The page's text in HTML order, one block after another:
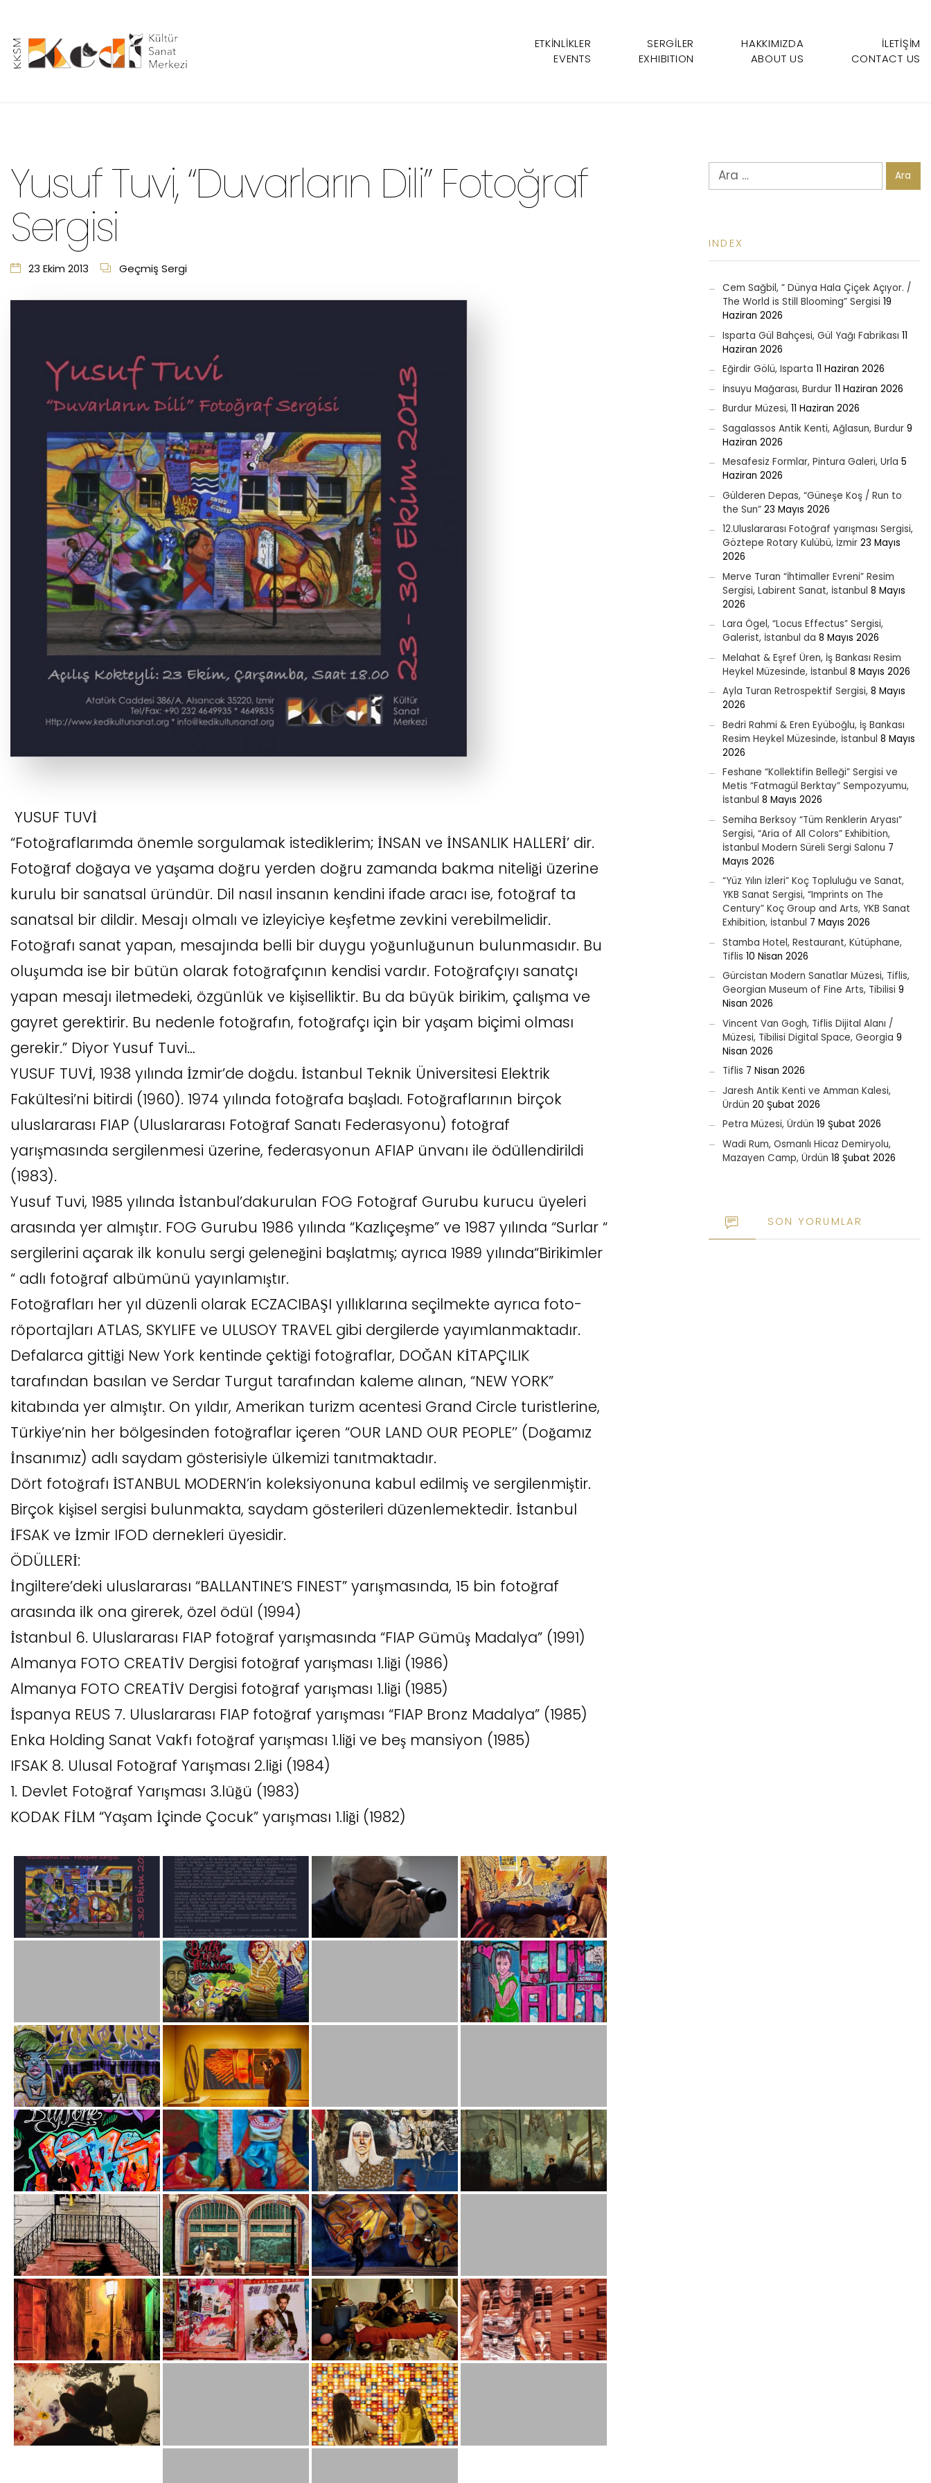
ETKINLIKLER
EVENTS
SERGİLER
EXHIBITION
HAKKIMIZDA
ABOUT US
İLETIŞIM
CONTACT US
Yusuf Tuvi, “Duvarların Dili” Fotoğraf
Sergisi
23 Ekim 2013 Geçmiş Sergi
YUSUF TUVİ
“Fotoğraflarımda önemle sorgulamak istediklerim; İNSAN ve İNSANLIK HALLERİ’ dir.
Fotoğraf doğaya ve yaşama doğru yerden doğru zamanda bakma niteliği üzerine
kurulu bir sanatsal üründür. Dil nasıl insanın kendini ifade aracı ise, fotoğraf ta
sanatsal bir dildir. Mesajı olmalı ve izleyiciye keşfetme zevkini verebilmelidir.
Fotoğrafı sanat yapan, mesajında belli bir duygu yoğunluğunun bulunmasıdır. Bu
oluşumda ise bir bütün olarak fotoğrafçının kendisi vardır. Fotoğrafçıyı sanatçı
yapan mesajı iletmedeki, özgünlük ve kişiselliktir. Bu da büyük birikim, çalışma ve
gayret gerektirir. Bu nedenle fotoğrafın, fotoğrafçı için bir yaşam biçimi olması
gerekir.” Diyor Yusuf Tuvi…
YUSUF TUVİ, 1938 yılında İzmir’de doğdu. İstanbul Teknik Üniversitesi Elektrik
Fakültesi’ni bitirdi (1960). 1974 yılında fotoğrafa başladı. Fotoğraflarının birçok
uluslararası FIAP (Uluslararası Fotoğraf Sanatı Federasyonu) fotoğraf
yarışmasında sergilenmesi üzerine, federasyonun AFIAP ünvanı ile ödüllendirildi
(1983).
Yusuf Tuvi, 1985 yılında İstanbul’dakurulan FOG Fotoğraf Gurubu kurucu üyeleri
arasında yer almıştır. FOG Gurubu 1986 yılında “Kazlıçeşme” ve 1987 yılında “Surlar “
sergilerini açarak ilk konulu sergi geleneğini başlatmış; ayrıca 1989 yılında“Birikimler
“ adlı fotoğraf albümünü yayınlamıştır.
Fotoğrafları her yıl düzenli olarak ECZACIBAŞI yıllıklarına seçilmekte ayrıca foto-
röportajları ATLAS, SKYLIFE ve ULUSOY TRAVEL gibi dergilerde yayımlanmaktadır.
Defalarca gittiği New York kentinde çektiği fotoğraflar, DOĞAN KİTAPÇILIK
tarafından basılan ve Serdar Turgut tarafından kaleme alınan, “NEW YORK”
kitabında yer almıştır. On yıldır, Amerikan turizm acentesi Grand Circle turistlerine,
Türkiye’nin her bölgesinden fotoğraflar içeren “OUR LAND OUR PEOPLE’’ (Doğamız
İnsanımız) adlı saydam gösterisiyle ülkemizi tanıtmaktadır.
Dört fotoğrafı İSTANBUL MODERN’in koleksiyonuna kabul edilmiş ve sergilenmiştir.
Birçok kişisel sergisi bulunmakta, saydam gösterileri düzenlemektedir. İstanbul
İFSAK ve İzmir IFOD dernekleri üyesidir.
ÖDÜLLERİ:
İngiltere’deki uluslararası “BALLANTINE’S FINEST” yarışmasında, 15 bin fotoğraf
arasında ilk ona girerek, özel ödül (1994)
İstanbul 6. Uluslararası FIAP fotoğraf yarışmasında “FIAP Gümüş Madalya” (1991)
Almanya FOTO CREATİV Dergisi fotoğraf yarışması 1.liği (1986)
Almanya FOTO CREATİV Dergisi fotoğraf yarışması 1.liği (1985)
İspanya REUS 7. Uluslararası FIAP fotoğraf yarışması “FIAP Bronz Madalya” (1985)
Enka Holding Sanat Vakfı fotoğraf yarışması 1.liği ve beş mansiyon (1985)
IFSAK 8. Ulusal Fotoğraf Yarışması 2.liği (1984)
1. Devlet Fotoğraf Yarışması 3.lüğü (1983)
KODAK FİLM “Yaşam İçinde Çocuk” yarışması 1.liği (1982)
Arama:
INDEX
Cem Sağbil, ” Dünya Hala Çiçek Açıyor. /
The World is Still Blooming” Sergisi 19
Haziran 2026
Isparta Gül Bahçesi, Gül Yağı Fabrikası 11
Haziran 2026
Eğirdir Gölü, Isparta 11 Haziran 2026
İnsuyu Mağarası, Burdur 11 Haziran 2026
Burdur Müzesi, 11 Haziran 2026
Sagalassos Antik Kenti, Ağlasun, Burdur 9
Haziran 2026
Mesafesiz Formlar, Pintura Galeri, Urla 5
Haziran 2026
Gülderen Depas, “Güneşe Koş / Run to
the Sun” 23 Mayıs 2026
12.Uluslararası Fotoğraf yarışması Sergisi,
Göztepe Rotary Kulübü, İzmir 23 Mayıs
2026
Merve Turan “İhtimaller Evreni” Resim
Sergisi, Labirent Sanat, İstanbul 8 Mayıs
2026
Lara Ögel, “Locus Effectus” Sergisi,
Galerist, İstanbul da 8 Mayıs 2026
Melahat & Eşref Üren, İş Bankası Resim
Heykel Müzesinde, İstanbul 8 Mayıs 2026
Ayla Turan Retrospektif Sergisi, 8 Mayıs
2026
Bedri Rahmi & Eren Eyüboğlu, İş Bankası
Resim Heykel Müzesinde, İstanbul 8 Mayıs
2026
Feshane “Kollektifin Belleği” Sergisi ve
Metis “Fatmagül Berktay” Sempozyumu,
İstanbul 8 Mayıs 2026
Semiha Berksoy “Tüm Renklerin Aryası”
Sergisi, “Aria of All Colors” Exhibition,
İstanbul Modern Süreli Sergi Salonu 7
Mayıs 2026
“Yüz Yılın İzleri” Koç Topluluğu ve Sanat,
YKB Sanat Sergisi, “Imprints on The
Century” Koç Group and Arts, YKB Sanat
Exhibition, İstanbul 7 Mayıs 2026
Stamba Hotel, Restaurant, Kütüphane,
Tiflis 10 Nisan 2026
Gürcistan Modern Sanatlar Müzesi, Tiflis,
Georgian Museum of Fine Arts, Tibilisi 9
Nisan 2026
Vincent Van Gogh, Tiflis Dijital Alanı /
Müzesi, Tibilisi Digital Space, Georgia 9
Nisan 2026
Tiflis 7 Nisan 2026
Jaresh Antik Kenti ve Amman Kalesi,
Ürdün 20 Şubat 2026
Petra Müzesi, Ürdün 19 Şubat 2026
Wadi Rum, Osmanlı Hicaz Demiryolu,
Mazayen Camp, Ürdün 18 Şubat 2026
SON YORUMLAR